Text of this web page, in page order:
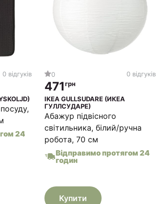
0 відгуків
24
0 0 відгуків
471грн
IKEA GULLSUDARE (ИКЕА
ГУЛЛСУДАРЕ)
Абажур підвісного
світильника, білий/ручна
робота, 70 см
Відправимо протягом 24
годин
Купити